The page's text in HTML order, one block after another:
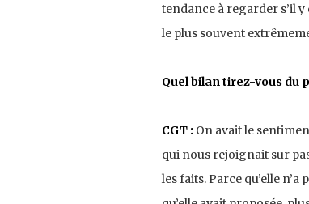
tendance à regarder s’il
le plus souvent
Quel bilan tirez-vous du
CGT : On avait le
qui nous rejoignait sur
les faits. Parce qu’elle